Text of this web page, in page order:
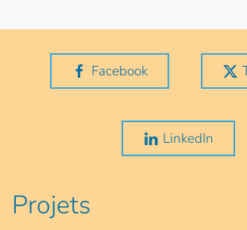
Facebook
LinkedIn
Projets